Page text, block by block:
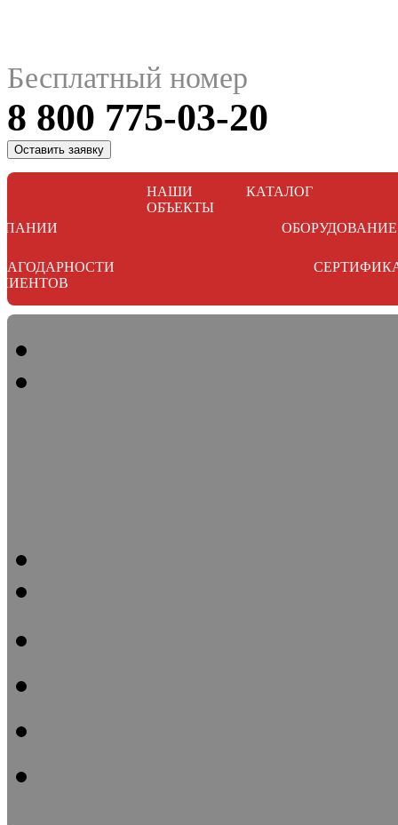
Бесплатный номер
8 800 775-03-20
Оставить заявку
НАШИ
ОБЪЕКТЫ
КАТАЛОГ
ОБОРУДОВАНИЕ